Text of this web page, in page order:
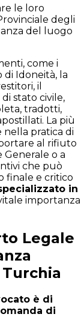
le loro
degli
del luogo
come i
Idoneità, la
il
stato civile,
tradotti,
La più
nella pratica di
al rifiuto
o a
che può
finale e critico
in
importanza
Legale
è di
di